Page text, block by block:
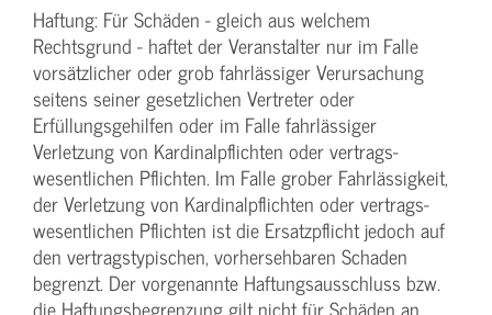
Haftung: Für Schäden - gleich aus welchem
Rechtsgrund - haftet der Veranstalter nur im Falle
vorsätzlicher oder grob fahrlässiger Verursachung
seitens seiner gesetzlichen Vertreter oder
Erfüllungsgehilfen oder im Falle fahrlässiger
Verletzung von Kardinalpflichten oder vertrags­
wesentlichen Pflichten. Im Falle grober Fahrlässigkeit,
der Verletzung von Kardinalpflichten oder vertrags­
wesentlichen Pflichten ist die Ersatzpflicht jedoch auf
den vertragstypischen, vorhersehbaren Schaden
begrenzt. Der vorgenannte Haftungs­ausschluss bzw.